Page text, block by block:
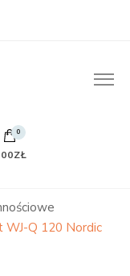
0
Q 120 Nordic